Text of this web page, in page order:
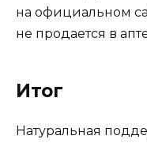
на официальном
не продается в
Итог
Натуральная